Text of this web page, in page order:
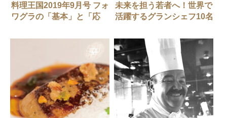
料理王国2019年9月号 フォ
ワグラの「基本」と「応
未来を担う若者へ！世界で
活躍するグランシェフ10名